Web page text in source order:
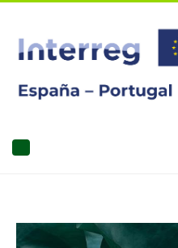
contenido
principal
MAIN